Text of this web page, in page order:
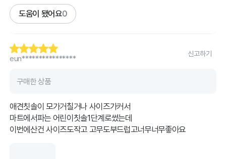
도움이 됐어요0
eun****************
신고하기
구매한 상품
애견칫솔이 모가거칠거나 사이즈가커서
마트에서파는 어린이칫솔1단계로썼는데
이번에산건 사이즈도작고 고무도부드럽고너무너무좋아요